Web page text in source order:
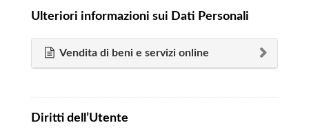
Ulteriori informazioni sui Dati Personali
Vendita di beni e servizi online
Diritti dell’Utente